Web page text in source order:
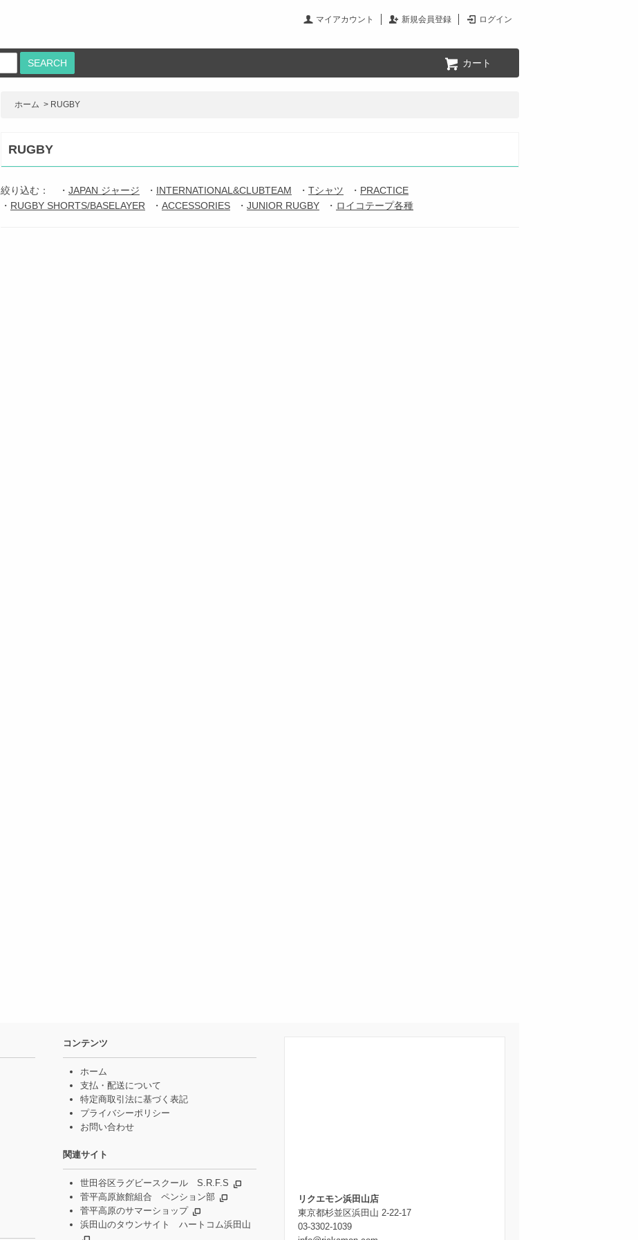
マイアカウント 新規会員登録 ログイン
SEARCH カート
ホーム > RUGBY
RUGBY
絞り込む： ・ JAPAN ジャージ ・ INTERNATIONAL&CLUBTEAM ・ Tシャツ ・ PRACTICE
・ RUGBY SHORTS/BASELAYER ・ ACCESSORIES ・ JUNIOR RUGBY ・ ロイコテープ各種
コンテンツ
ホーム
支払・配送について
特定商取引法に基づく表記
プライバシーポリシー
お問い合わせ
関連サイト
世田谷区ラグビースクール S.R.F.S
菅平高原旅館組合 ペンション部
菅平高原のサマーショップ
浜田山のタウンサイト ハートコム浜田山
リクエモン浜田山店
東京都杉並区浜田山 2-22-17
03-3302-1039